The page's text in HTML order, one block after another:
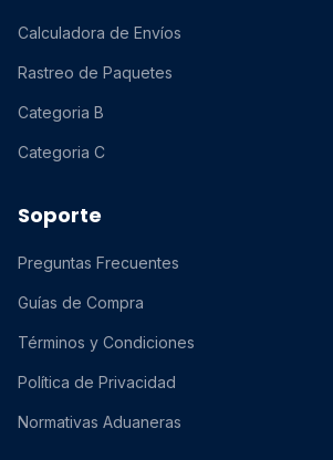
Calculadora de Envíos
Rastreo de Paquetes
Categoria B
Categoria C
Soporte
Preguntas Frecuentes
Guías de Compra
Términos y Condiciones
Política de Privacidad
Normativas Aduaneras